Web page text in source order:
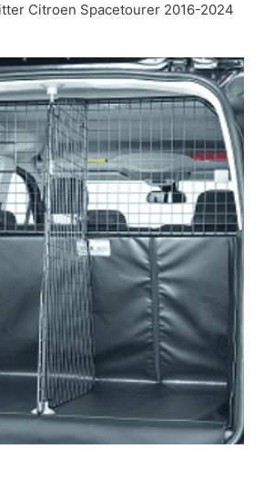
Citroen Spacetourer 2016-2024